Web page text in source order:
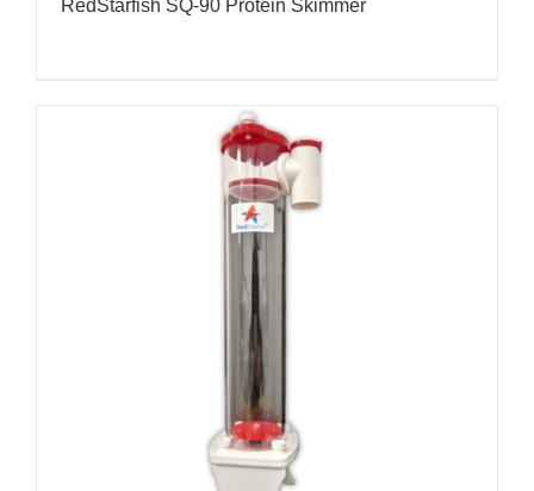
RedStarfish SQ-90 Protein Skimmer